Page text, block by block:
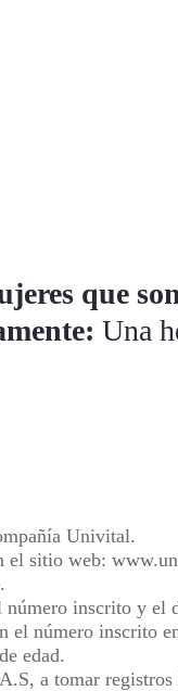
que
Una
Univital.
el sitio web:
inscrito y el
el número inscrito
edad.
a tomar